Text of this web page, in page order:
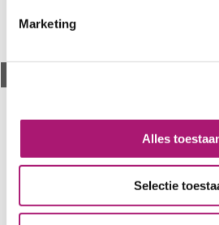
Marketing
Alles
Selectie
Organic wool yarn with
knitting and weaving. Rose
madder.